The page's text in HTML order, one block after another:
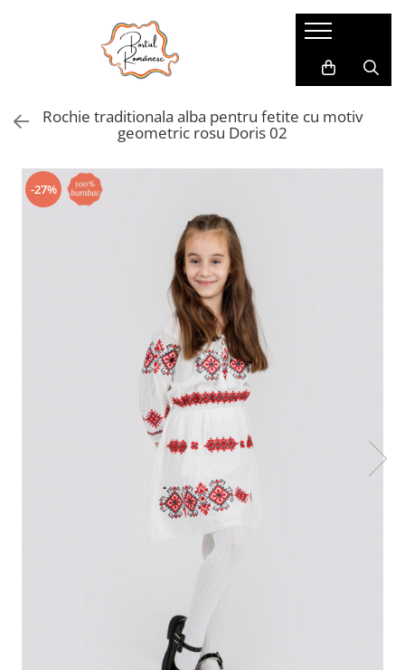
Pijamale Dama Marimi Mari
Pijamale Baieti
Pijamale Fetite
Imbracaminte copii
Imbracaminte Baieti
Rochie traditionala alba pentru fetite cu motiv
geometric rosu Doris 02
-27%